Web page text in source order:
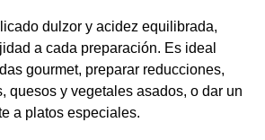
dulzor y acidez equilibrada,
a cada preparación. Es ideal
gourmet, preparar reducciones,
quesos y vegetales asados, o dar un
a platos especiales.